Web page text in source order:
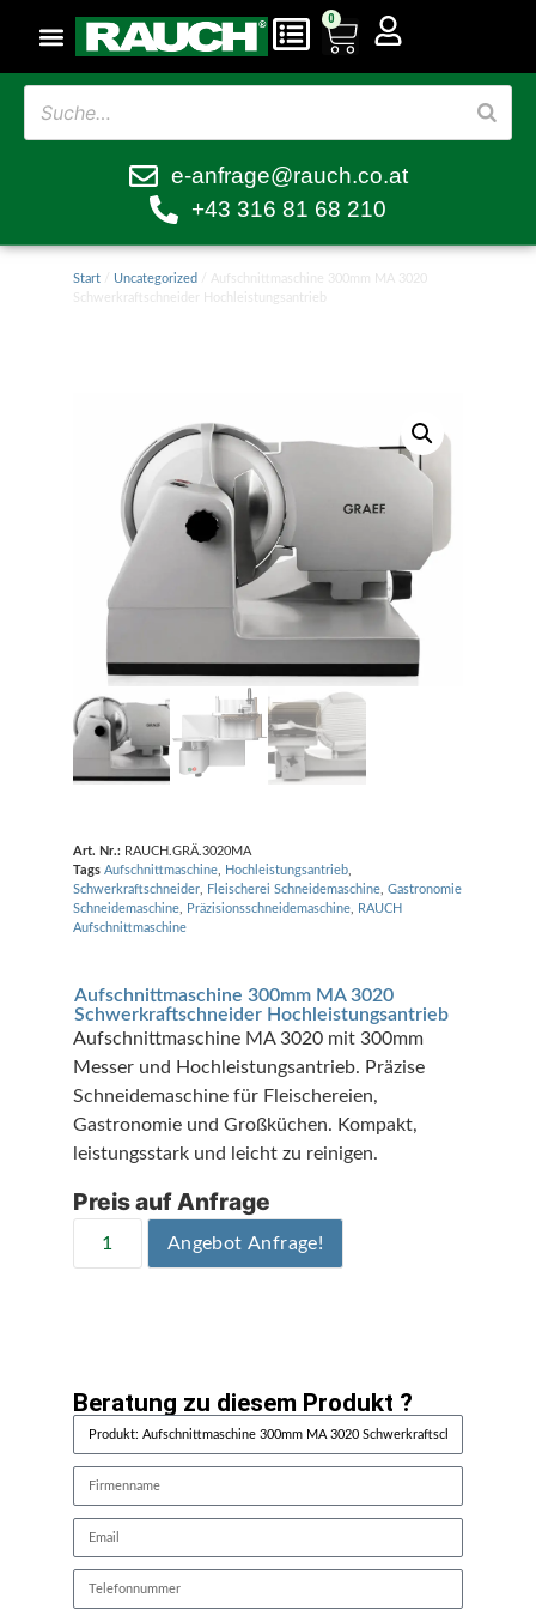
0
e-anfrage@rauch.co.at
+43 316 81 68 210
Start/ Uncategorized / Aufschnittmaschine 300mm MA 3020
Schwerkraftschneider Hochleistungsantrieb
Art. Nr.: RAUCH.GRÄ.3020MA
Tags Aufschnittmaschine, Hochleistungsantrieb,
Schwerkraftschneider, Fleischerei Schneidemaschine, Gastronomie
Schneidemaschine, Präzisionsschneidemaschine,
RAUCH
Aufschnittmaschine
Aufschnittmaschine 300mm MA 3020
Schwerkraftschneider Hochleistungsantrieb
Aufschnittmaschine MA 3020 mit 300mm
Messer und Hochleistungsantrieb. Präzise
Schneidemaschine für Fleischereien,
Gastronomie und Großküchen. Kompakt,
leistungsstark und leicht zu reinigen.
Preis auf Anfrage
Angebot Anfrage!
Beratung zu diesem Produkt ?